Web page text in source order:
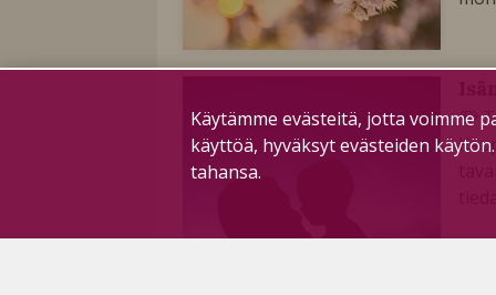
Käytämme evästeitä, jotta voimme
käyttöä, hyväksyt evästeiden
tahansa.